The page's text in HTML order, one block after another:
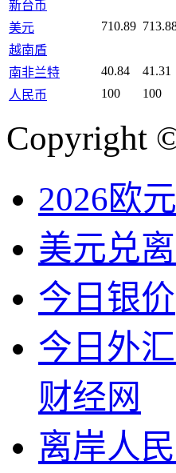
新台币
美元
710.89
越南盾
南非兰特
40.84 41.31
人民币
100 100
Copyright
2026欧
美元兑
今日银价
今日外
财经网
离岸人